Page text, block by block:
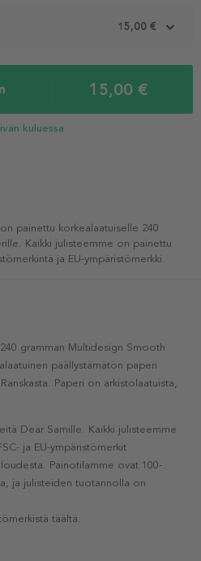
15,00 €
15,00 €
kuluessa
painettu korkealaatuiselle 240
Kaikki julisteemme on painettu
ja EU-ympäristömerkki.
gramman Multidesign Smooth
päällystämätön paperi
Paperi on arkistolaatuista,
Dear Samille. Kaikki julisteemme
ja EU-ympäristömerkit
Painotilamme ovat 100-
ja julisteiden tuotannolla on
täältä.